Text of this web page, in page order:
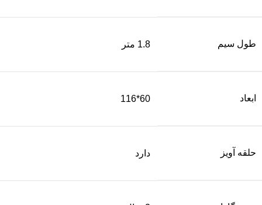
طول سیم 1.8 متر
ابعاد 60*116
حلقه آویز دارد